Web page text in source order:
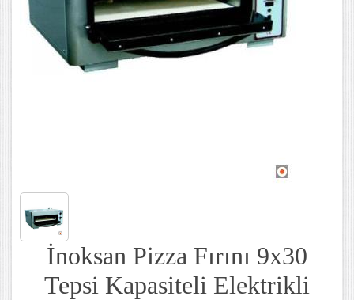
İnoksan Pizza Fırını 9x30
Tepsi Kapasiteli Elektrikli